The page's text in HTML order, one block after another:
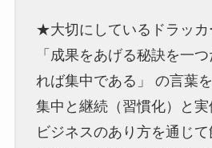
★大切にしているドラッカ
「成果をあげる秘訣を一
れば集中である」 の言葉を
集中と継続（習慣化）と
ビジネスのあり方を通じ